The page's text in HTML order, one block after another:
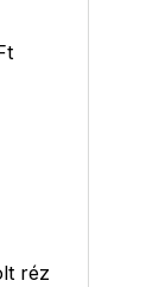
réz